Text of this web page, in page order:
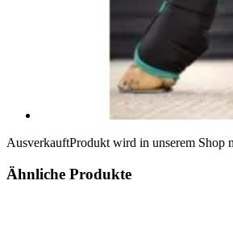
AusverkauftProdukt wird in unserem Shop
Ähnliche Produkte